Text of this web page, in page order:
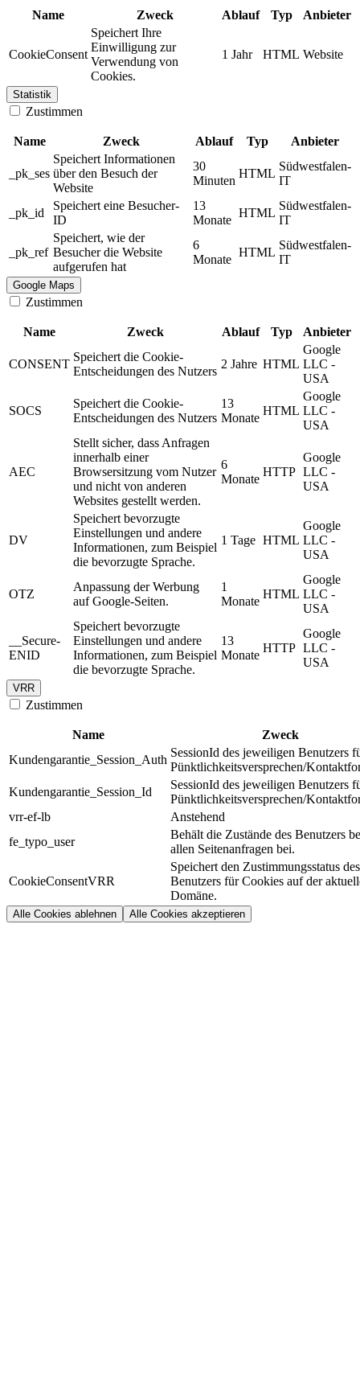
Name Zweck Ablauf Typ Anbieter
CookieConsent
Speichert Ihre
Einwilligung zur
Verwendung von
Cookies.
1 Jahr HTML Website
Statistik
Zustimmen
Name Zweck Ablauf Typ Anbieter
_pk_ses
Speichert Informationen
über den Besuch der
Website
30
Minuten
HTML
Südwestfalen-
IT
_pk_id
Speichert eine Besucher-
ID
13
Monate
HTML
Südwestfalen-
IT
_pk_ref
Speichert, wie der
Besucher die Website
aufgerufen hat
6
Monate
HTML
Südwestfalen-
IT
Google Maps
Zustimmen
Name Zweck Ablauf Typ Anbieter
CONSENT
Speichert die Cookie-
Entscheidungen des Nutzers
2 Jahre HTML
Google
LLC -
USA
SOCS
Speichert die Cookie-
Entscheidungen des Nutzers
13
Monate
HTML
Google
LLC -
USA
AEC
Stellt sicher, dass Anfragen
innerhalb einer
Browsersitzung vom Nutzer
und nicht von anderen
Websites gestellt werden.
6
Monate
HTTP
Google
LLC -
USA
DV
Speichert bevorzugte
Einstellungen und andere
Informationen, zum Beispiel
die bevorzugte Sprache.
1 Tage HTML
Google
LLC -
USA
OTZ
Anpassung der Werbung
auf Google-Seiten.
1
Monate
HTML
Google
LLC -
USA
__Secure-
ENID
Speichert bevorzugte
Einstellungen und andere
Informationen, zum Beispiel
die bevorzugte Sprache.
13
Monate
HTTP
Google
LLC -
USA
VRR
Zustimmen
Name
Zweck
Kundengarantie_Session_Auth
SessionId des jeweiligen Benutzers
Pünktlichkeitsversprechen/
Kundengarantie_Session_Id
SessionId des jeweiligen Benutzers
Pünktlichkeitsversprechen/
vrr-ef-lb
Anstehend
fe_typo_user
Behält die Zustände des Benutzers
allen Seitenanfragen bei.
CookieConsentVRR
Speichert den Zustimmungsstatus des
Benutzers für Cookies auf der
Domäne.
Alle Cookies ablehnen Alle Cookies akzeptieren